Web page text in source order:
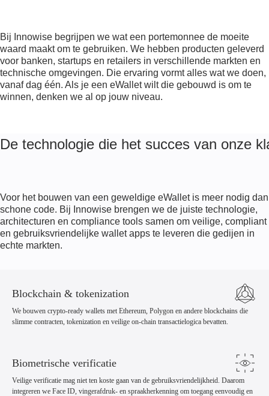
Bij Innowise begrijpen we wat een portemonnee de moeite
waard maakt om te gebruiken. We hebben producten geleverd
voor banken, startups en retailers in verschillende markten en
technische omgevingen. Die ervaring vormt alles wat we doen,
vanaf dag één. Als je een eWallet wilt die gebouwd is om te
winnen, denken we al op jouw niveau.
De technologie die het succes van onze
Voor het bouwen van een geweldige eWallet is meer nodig dan
schone code. Bij Innowise brengen we de juiste technologie,
architecturen en compliance tools samen om veilige, compliant
en gebruiksvriendelijke wallet apps te leveren die gedijen in
echte markten.
Blockchain & tokenization
We bouwen crypto-ready wallets met Ethereum, Polygon en andere blockchains die
slimme contracten, tokenization en veilige on-chain transactielogica bevatten.
Biometrische verificatie
Veilige verificatie mag niet ten koste gaan van de gebruiksvriendelijkheid. Daarom
integreren we Face ID, vingerafdruk- en spraakherkenning om toegang eenvoudig en